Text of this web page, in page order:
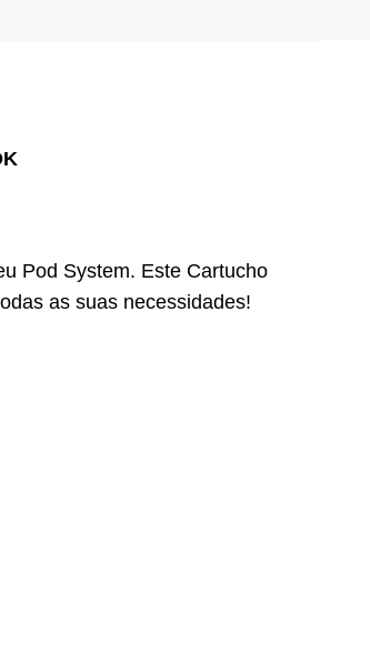
Pod System. Este Cartucho
as suas necessidades!